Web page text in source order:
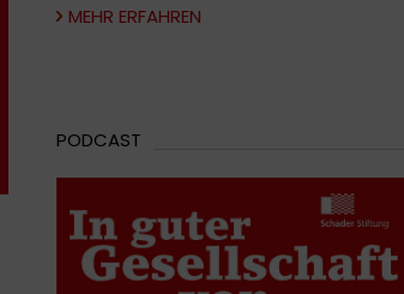
MEHR ERFAHREN
PODCAST